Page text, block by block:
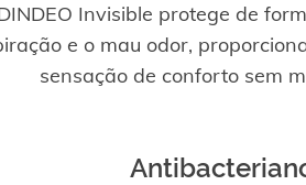
Invisible protege de
e o mau odor,
sensação de conforto sem